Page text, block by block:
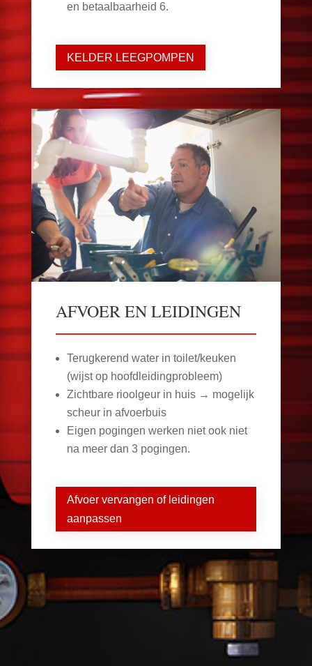
en betaalbaarheid 6.
KELDER LEEGPOMPEN
AFVOER EN LEIDINGEN
Terugkerend water in toilet/keuken
(wijst op hoofdleidingprobleem)
Zichtbare rioolgeur in huis → mogelijk
scheur in afvoerbuis
Eigen pogingen werken niet ook niet
na meer dan 3 pogingen.
Afvoer vervangen of leidingen
aanpassen